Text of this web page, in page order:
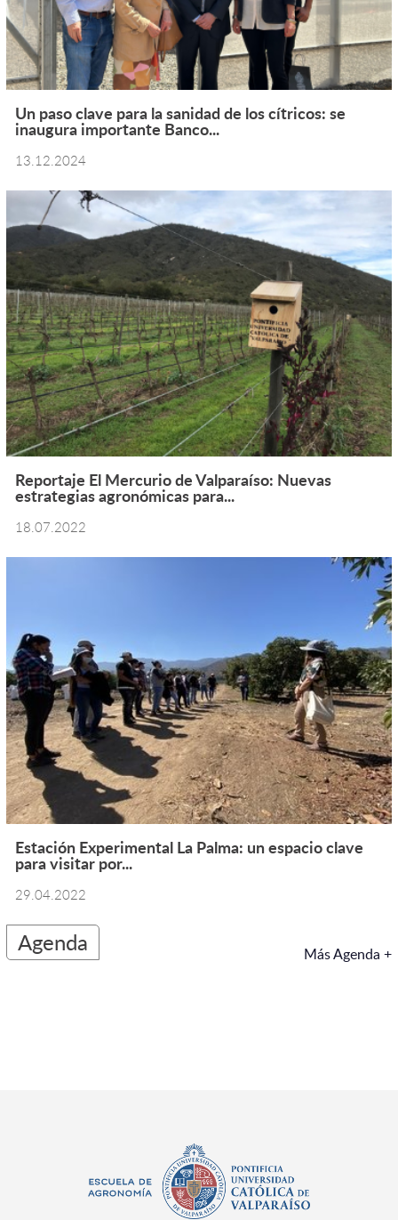
Un paso clave para la sanidad de los cítricos: se
inaugura importante Banco...
13.12.2024
Reportaje El Mercurio de Valparaíso: Nuevas
estrategias agronómicas para...
18.07.2022
Estación Experimental La Palma: un espacio clave
para visitar por...
29.04.2022
Agenda Más Agenda +